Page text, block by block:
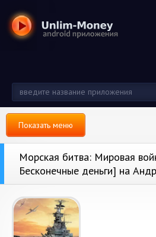
Показать меню
Морская битва: Мировая
Бесконечные деньги] на